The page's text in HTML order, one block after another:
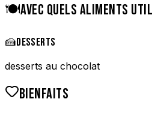
🍽️AVEC QUELS ALIMENTS
🍰DESSERTS
desserts au chocolat
BIENFAITS